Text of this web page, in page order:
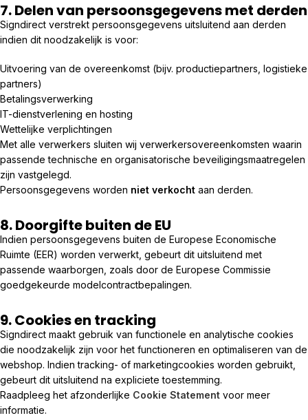
7. Delen van persoonsgegevens met derden
Signdirect verstrekt persoonsgegevens uitsluitend aan derden
indien dit noodzakelijk is voor:
Uitvoering van de overeenkomst (bijv. productiepartners, logistieke
partners)
Betalingsverwerking
IT-dienstverlening en hosting
Wettelijke verplichtingen
Met alle verwerkers sluiten wij verwerkersovereenkomsten waarin
passende technische en organisatorische beveiligingsmaatregelen
zijn vastgelegd.
Persoonsgegevens worden niet verkocht aan derden.
8. Doorgifte buiten de EU
Indien persoonsgegevens buiten de Europese Economische
Ruimte (EER) worden verwerkt, gebeurt dit uitsluitend met
passende waarborgen, zoals door de Europese Commissie
goedgekeurde modelcontractbepalingen.
9. Cookies en tracking
Signdirect maakt gebruik van functionele en analytische cookies
die noodzakelijk zijn voor het functioneren en optimaliseren van de
webshop. Indien tracking- of marketingcookies worden gebruikt,
gebeurt dit uitsluitend na expliciete toestemming.
Raadpleeg het afzonderlijke Cookie Statement voor meer
informatie.